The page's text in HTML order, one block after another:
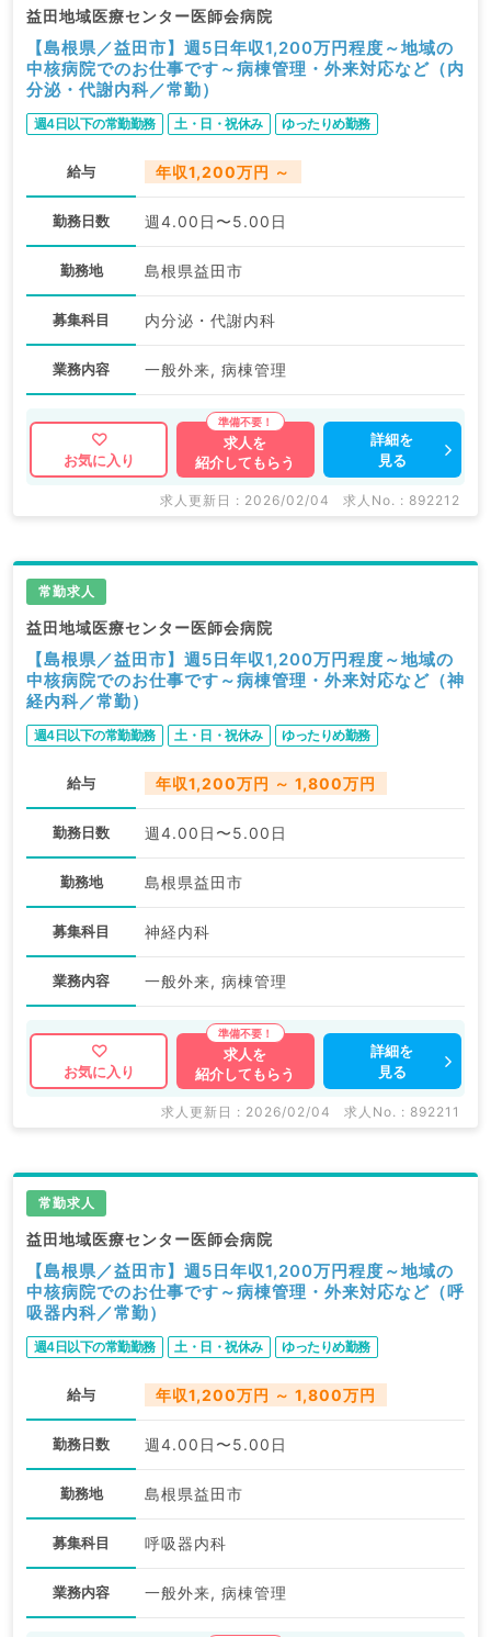
益田地域医療センター医師会病院
【島根県／益田市】週5日年収1,200万円程度～地域の
中核病院でのお仕事です～病棟管理・外来対応など（内
分泌・代謝内科／常勤）
週4日以下の常勤勤務 土・日・祝休み ゆったりめ勤務
給与 年収1,200万円 ～
勤務日数 週4.00日〜5.00日
勤務地 島根県益田市
募集科目 内分泌・代謝内科
業務内容 一般外来, 病棟管理
お気に入り
求人を
紹介してもらう
詳細を
見る
求人更新日 : 2026/02/04 求人No. : 892212
常勤求人
益田地域医療センター医師会病院
【島根県／益田市】週5日年収1,200万円程度～地域の
中核病院でのお仕事です～病棟管理・外来対応など（神
経内科／常勤）
週4日以下の常勤勤務 土・日・祝休み ゆったりめ勤務
給与 年収1,200万円 ～ 1,800万円
勤務日数 週4.00日〜5.00日
勤務地 島根県益田市
募集科目 神経内科
業務内容 一般外来, 病棟管理
お気に入り
求人を
紹介してもらう
詳細を
見る
求人更新日 : 2026/02/04 求人No. : 892211
常勤求人
益田地域医療センター医師会病院
【島根県／益田市】週5日年収1,200万円程度～地域の
中核病院でのお仕事です～病棟管理・外来対応など（呼
吸器内科／常勤）
週4日以下の常勤勤務 土・日・祝休み ゆったりめ勤務
給与 年収1,200万円 ～ 1,800万円
勤務日数 週4.00日〜5.00日
勤務地 島根県益田市
募集科目 呼吸器内科
業務内容 一般外来, 病棟管理